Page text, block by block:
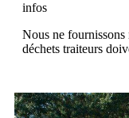
infos
Nous ne fournissons
déchets traiteurs